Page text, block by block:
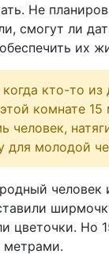
Не
смогут ли
их
кто-то из
комнате 15
человек,
для молодой
человек
цветочки. Но
метрами.